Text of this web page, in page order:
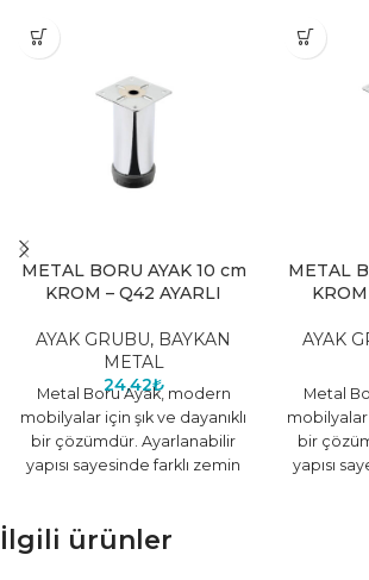
METAL BORU AYAK 10 cm
KROM – Q42 AYARLI
AYAK GRUBU, BAYKAN
METAL
24,42₺
Metal Boru Ayak, modern
mobilyalar için şık ve dayanıklı
bir çözümdür. Ayarlanabilir
yapısı sayesinde farklı zemin
METAL
AYAK
Metal
mobilyalar
bir
yapısı
İlgili ürünler